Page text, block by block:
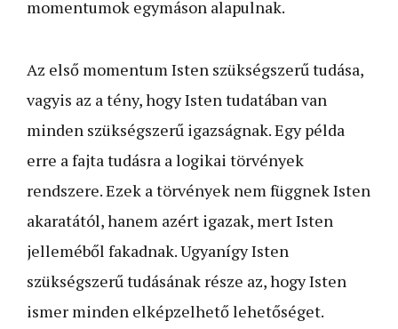
momentumok egymáson alapulnak.
Az első momentum Isten szükségszerű tudása,
vagyis az a tény, hogy Isten tudatában van
minden szükségszerű igazságnak. Egy példa
erre a fajta tudásra a logikai törvények
rendszere. Ezek a törvények nem függnek Isten
akaratától, hanem azért igazak, mert Isten
jelleméből fakadnak. Ugyanígy Isten
szükségszerű tudásának része az, hogy Isten
ismer minden elképzelhető lehetőséget.